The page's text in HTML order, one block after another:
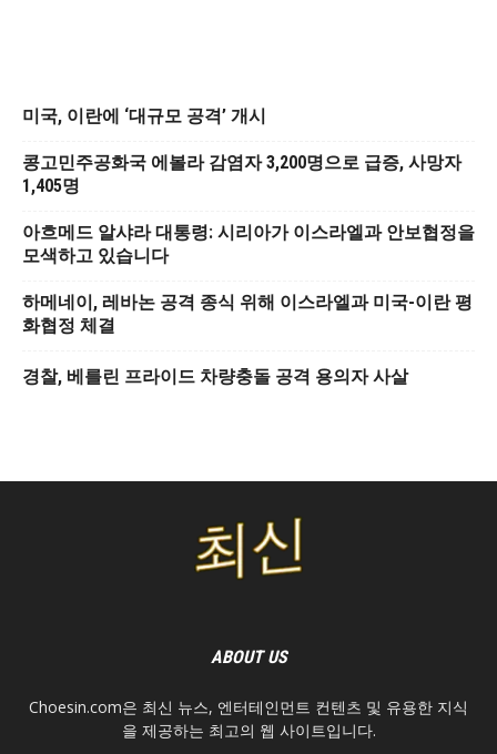
미국, 이란에 ‘대규모 공격’ 개시
콩고민주공화국 에볼라 감염자 3,200명으로 급증, 사망자
1,405명
아흐메드 알샤라 대통령: 시리아가 이스라엘과 안보협정을
모색하고 있습니다
하메네이, 레바논 공격 종식 위해 이스라엘과 미국-이란 평
화협정 체결
경찰, 베를린 프라이드 차량충돌 공격 용의자 사살
ABOUT US
Choesin.com은 최신 뉴스, 엔터테인먼트 컨텐츠 및 유용한 지식
을 제공하는 최고의 웹 사이트입니다.